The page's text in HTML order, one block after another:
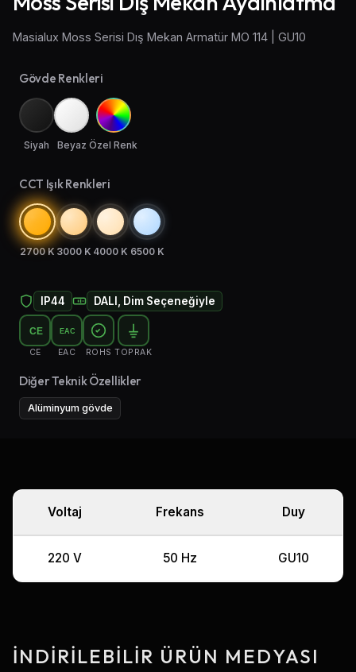
Endüstriyel Aydınlatma
Acil Aydınlatma ve Yönlendirmeler
Masialux Moss Serisi Dış Mekan Armatür MO 114 | GU10
Gövde Renkleri
Siyah Beyaz Özel Renk
CCT Işık Renkleri
2700 K 3000 K 4000 K 6500 K
IP44 DALI, Dim Seçeneğiyle
CE
CE
EAC
EAC ROHS TOPRAK
Diğer Teknik Özellikler
Alüminyum gövde
Voltaj Frekans Duy
220 V 50 Hz GU10
İNDIRILEBILIR ÜRÜN MEDYASI